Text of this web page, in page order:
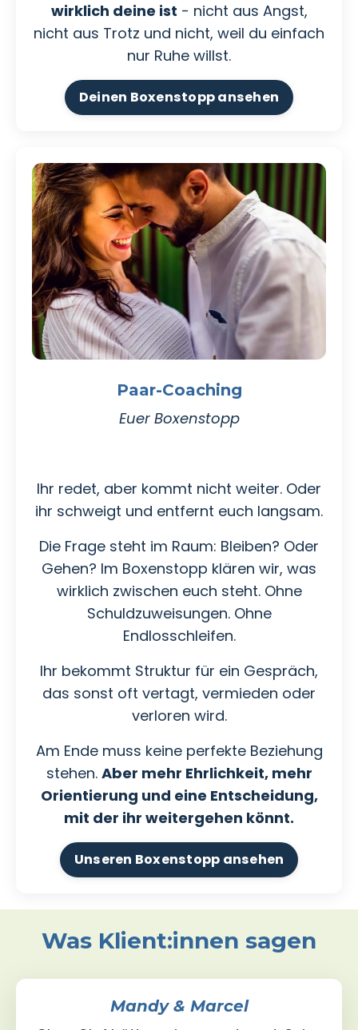
wirklich deine ist - nicht aus Angst,
nicht aus Trotz und nicht, weil du einfach
nur Ruhe willst.
Deinen Boxenstopp ansehen
Paar-Coaching
Euer Boxenstopp
Ihr redet, aber kommt nicht weiter. Oder
ihr schweigt und entfernt euch langsam.
Die Frage steht im Raum: Bleiben? Oder
Gehen? Im Boxenstopp klären wir, was
wirklich zwischen euch steht. Ohne
Schuldzuweisungen. Ohne
Endlosschleifen.
Ihr bekommt Struktur für ein Gespräch,
das sonst oft vertagt, vermieden oder
verloren wird.
Am Ende muss keine perfekte Beziehung
stehen. Aber mehr Ehrlichkeit, mehr
Orientierung und eine Entscheidung,
mit der ihr weitergehen könnt.
Unseren Boxenstopp ansehen
Was Klient:innen sagen
Mandy & Marcel